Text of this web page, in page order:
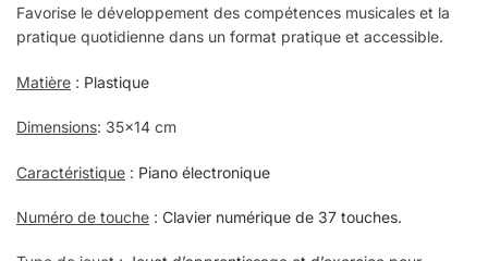
Favorise le développement des compétences musicales et la
pratique quotidienne dans un format pratique et accessible.
Matière : Plastique
Dimensions: 35×14 cm
Caractéristique : Piano électronique
Numéro de touche : Clavier numérique de 37 touches.